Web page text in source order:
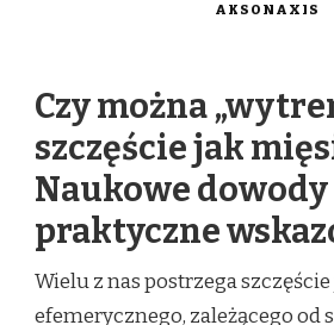
AKSONAXIS
Czy można
szczęście jak
Naukowe dowody
praktyczne
Wielu z nas postrzega
efemerycznego, zależącego od